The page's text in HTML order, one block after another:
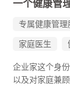
专属健康管理
家庭医生
企业家这个身
以及对家庭兼